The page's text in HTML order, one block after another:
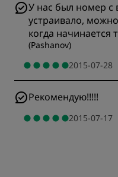
У нас был номер с
устраивало,
когда начинается
(Pashanov)
2015-07-28
Рекомендую!!!!!
2015-07-17